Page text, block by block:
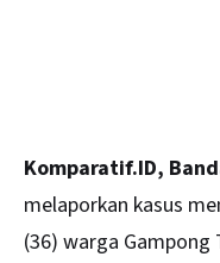
Komparatif.ID,
melaporkan kasus
(36) warga Gampong